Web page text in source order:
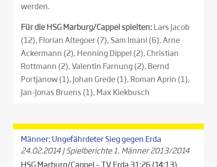
werden.
Für die HSG Marburg/Cappel spielten:Lars Jacob
(12), Florian Altegoer (7), Sam Imani (6), Arne
Ackermann (2), Henning Dippel (2), Christian
Rottmann (2), Valentin Farnung (2), Bernd
Portjanow (1), Johan Grede (1), Roman Aprin (1),
Jan-Jonas Bruens (1), Max Kiekbusch
Männer: Ungefährdeter Sieg gegen Erda
24.02.2014|Spielberichte 1. Männer 2013/2014
HSG Marburg/Cappel – TV Erda 31:26 (14:13)